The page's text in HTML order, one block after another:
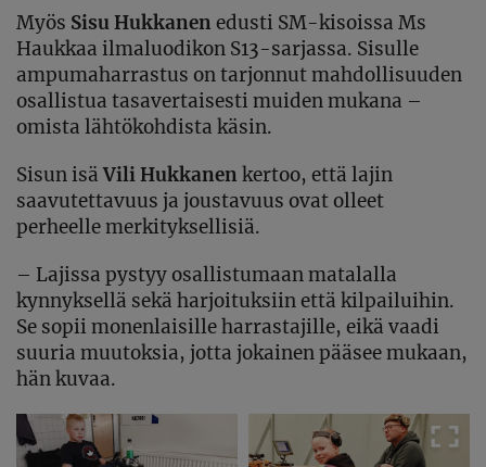
Myös Sisu Hukkanen edusti SM-kisoissa Ms
Haukkaa ilmaluodikon S13-sarjassa. Sisulle
ampumaharrastus on tarjonnut mahdollisuuden
osallistua tasavertaisesti muiden mukana –
omista lähtökohdista käsin.
Sisun isäVili Hukkanen kertoo, että lajin
saavutettavuus ja joustavuus ovat olleet
perheelle merkityksellisiä.
– Lajissa pystyy osallistumaan matalalla
kynnyksellä sekä harjoituksiin että kilpailuihin.
Se sopii monenlaisille harrastajille, eikä vaadi
suuria muutoksia, jotta jokainen pääsee mukaan,
hän kuvaa.